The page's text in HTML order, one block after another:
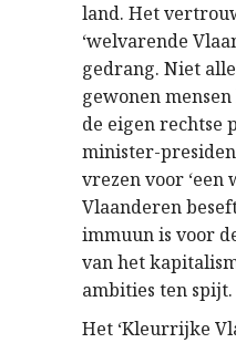
land. Het
‘welvarende
gedrang. Niet
gewonen
de eigen rechtse
minister-
vrezen voor ‘een
Vlaanderen
immuun is voor
van het
ambities ten spijt.
Het ‘Kleurrijke